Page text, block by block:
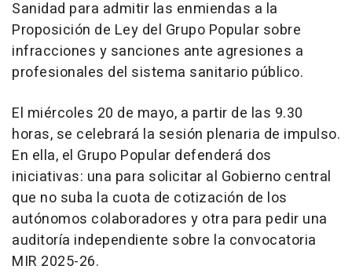
Sanidad para admitir las enmiendas a la
Proposición de Ley del Grupo Popular sobre
infracciones y sanciones ante agresiones a
profesionales del sistema sanitario público.
El miércoles 20 de mayo, a partir de las 9.30
horas, se celebrará la sesión plenaria de impulso.
En ella, el Grupo Popular defenderá dos
iniciativas: una para solicitar al Gobierno central
que no suba la cuota de cotización de los
autónomos colaboradores y otra para pedir una
auditoría independiente sobre la convocatoria
MIR 2025-26.